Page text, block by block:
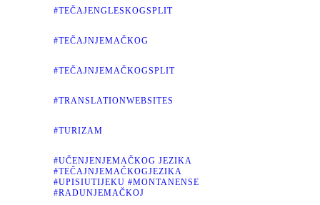
#TEČAJENGLESKOGSPLIT
#TEČAJNJEMAČKOG
#TEČAJNJEMAČKOGSPLIT
#TRANSLATIONWEBSITES
#TURIZAM
#UČENJENJEMAČKOG JEZIKA
#TEČAJNJEMAČKOGJEZIKA
#UPISIUTIJEKU #MONTANENSE
#RADUNJEMAČKOJ